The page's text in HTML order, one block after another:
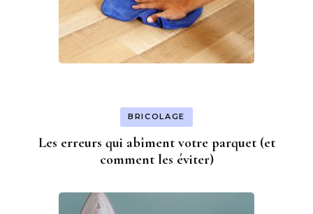
BRICOLAGE
Les erreurs qui abîment votre parquet (et
comment les éviter)